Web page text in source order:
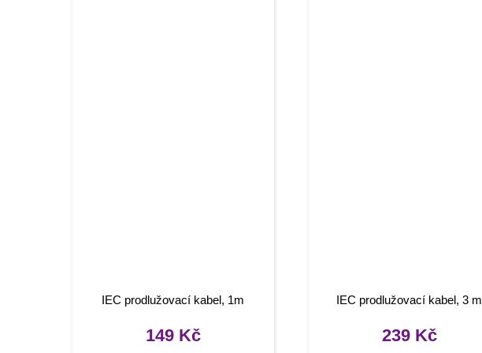
IEC prodlužovací kabel, 1m
149 Kč
IEC prodlužovací kabel, 3 m
239 Kč